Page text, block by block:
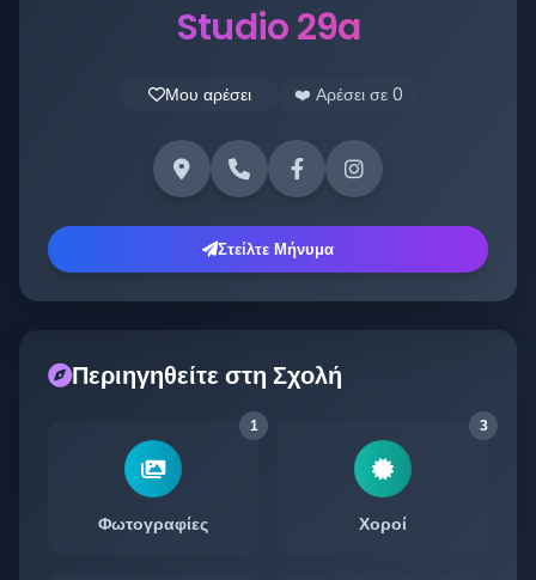
Studio 29a
Μου αρέσει ❤️ Αρέσει σε 0
Στείλτε Μήνυμα
Περιηγηθείτε στη Σχολή
Φωτογραφίες
1
Χοροί
3